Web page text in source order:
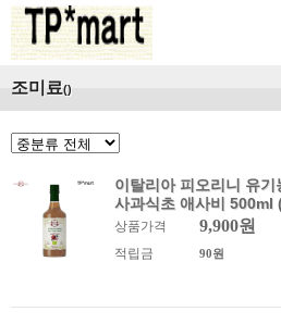
조미료()
이탈리아 피오리니 유기
사과식초 애사비 500ml
상품가격 9,900원
적립금 90원